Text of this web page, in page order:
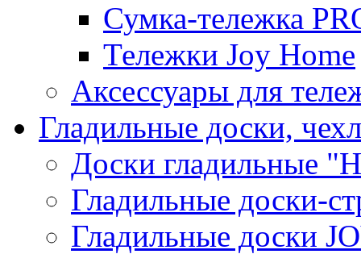
Сумка-тележка
Тележки Joy Home
Аксессуары для
Гладильные доски,
Доски гладильные
Гладильные доски-
Гладильные доски